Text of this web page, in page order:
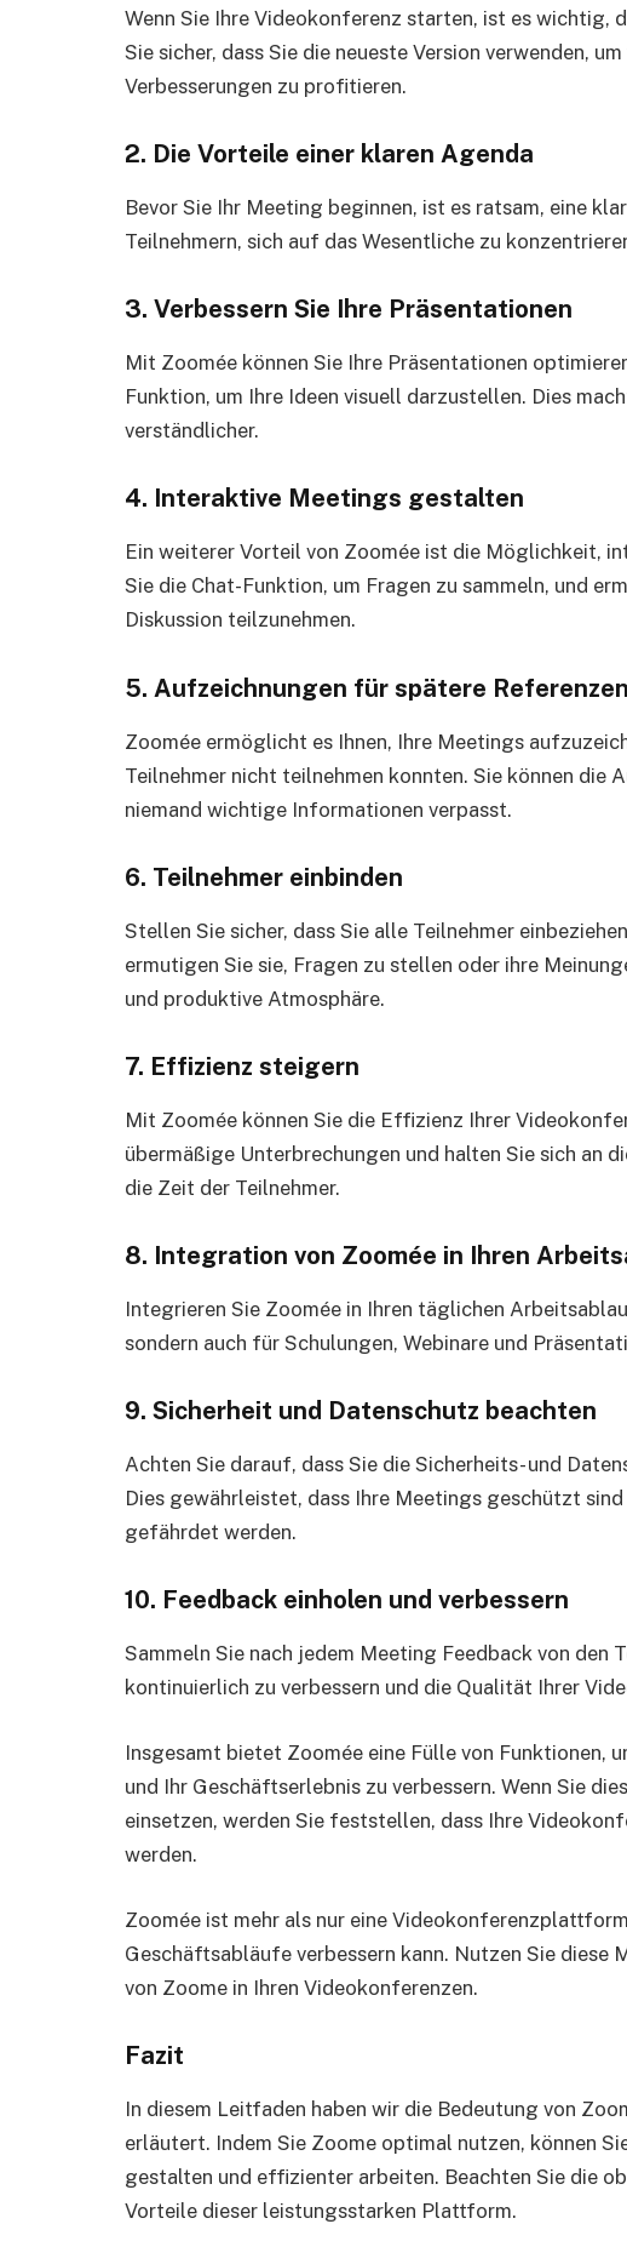
Wenn Sie Ihre Videokonferenz starten, ist es wichtig,
Sie sicher, dass Sie die neueste Version verwenden,
Verbesserungen zu profitieren.
2. Die Vorteile einer klaren Agenda
Bevor Sie Ihr Meeting beginnen, ist es ratsam, eine
Teilnehmern, sich auf das Wesentliche zu
3. Verbessern Sie Ihre Präsentationen
Mit Zoomée können Sie Ihre Präsentationen
Funktion, um Ihre Ideen visuell darzustellen. Dies
verständlicher.
4. Interaktive Meetings gestalten
Ein weiterer Vorteil von Zoomée ist die Möglichkeit,
Sie die Chat-Funktion, um Fragen zu sammeln, und
Diskussion teilzunehmen.
5. Aufzeichnungen für spätere Referenzen
Zoomée ermöglicht es Ihnen, Ihre Meetings
Teilnehmer nicht teilnehmen konnten. Sie können die
niemand wichtige Informationen verpasst.
6. Teilnehmer einbinden
Stellen Sie sicher, dass Sie alle Teilnehmer
ermutigen Sie sie, Fragen zu stellen oder ihre
und produktive Atmosphäre.
7. Effizienz steigern
Mit Zoomée können Sie die Effizienz Ihrer
übermäßige Unterbrechungen und halten Sie sich an
die Zeit der Teilnehmer.
8. Integration von Zoomée in Ihren
Integrieren Sie Zoomée in Ihren täglichen
sondern auch für Schulungen, Webinare und
9. Sicherheit und Datenschutz beachten
Achten Sie darauf, dass Sie die Sicherheits- und
Dies gewährleistet, dass Ihre Meetings geschützt
gefährdet werden.
10. Feedback einholen und verbessern
Sammeln Sie nach jedem Meeting Feedback von den
kontinuierlich zu verbessern und die Qualität Ihrer
Insgesamt bietet Zoomée eine Fülle von Funktionen,
und Ihr Geschäftserlebnis zu verbessern. Wenn Sie
einsetzen, werden Sie feststellen, dass Ihre
werden.
Zoomée ist mehr als nur eine
Geschäftsabläufe verbessern kann. Nutzen Sie diese
von Zoome in Ihren Videokonferenzen.
Fazit
In diesem Leitfaden haben wir die Bedeutung von
erläutert. Indem Sie Zoome optimal nutzen, können
gestalten und effizienter arbeiten. Beachten Sie die
Vorteile dieser leistungsstarken Plattform.